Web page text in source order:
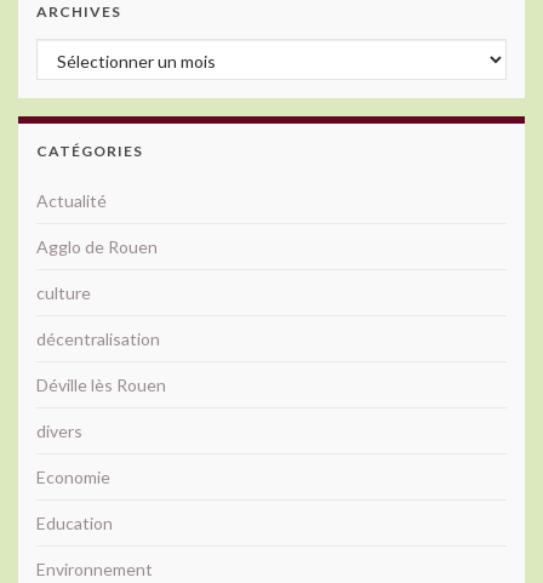
ARCHIVES
Archives
CATÉGORIES
Actualité
Agglo de Rouen
culture
décentralisation
Déville lès Rouen
divers
Economie
Education
Environnement